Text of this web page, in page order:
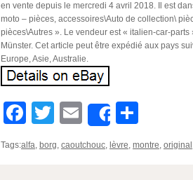
en vente depuis le mercredi 4 avril 2018. Il est
moto – pièces, accessoires\Auto de collection\
pièces\Autres ». Le vendeur est « italien-car-parts
Münster. Cet article peut être expédié aux pays
Europe, Asie, Australie.
Facebook
TwitterEmailShare
Tags:alfa, borg, caoutchouc, lèvre, montre, original